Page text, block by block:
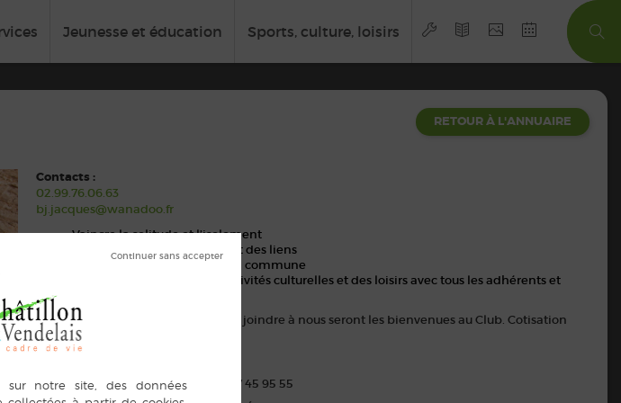
Jeunesse et éducation Sports, culture, loisirs
RETOUR À L'ANNUAIRE
Contacts :
02.99.76.06.63
bj.jacques@wanadoo.fr
Vaincre la solitude et l’isolement
développer des rencontres et des liens
participer à la vie active de la commune
proposer et organiser des activités culturelles et des loisirs avec tous les adhérents et
Toutes les personnes qui veulent se joindre à nous seront les bienvenues au Club. Cotisation
annuelle de 14 €.
Président : Bernard JACQUES 06 47 45 95 55